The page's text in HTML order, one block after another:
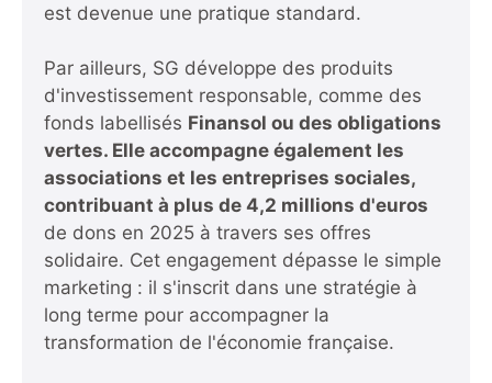
est devenue une pratique standard.
Par ailleurs, SG développe des produits
d'investissement responsable, comme des
fonds labellisés Finansol ou des obligations
vertes. Elle accompagne également les
associations et les entreprises sociales,
contribuant à plus de 4,2 millions d'euros
de dons en 2025 à travers ses offres
solidaire. Cet engagement dépasse le simple
marketing : il s'inscrit dans une stratégie à
long terme pour accompagner la
transformation de l'économie française.